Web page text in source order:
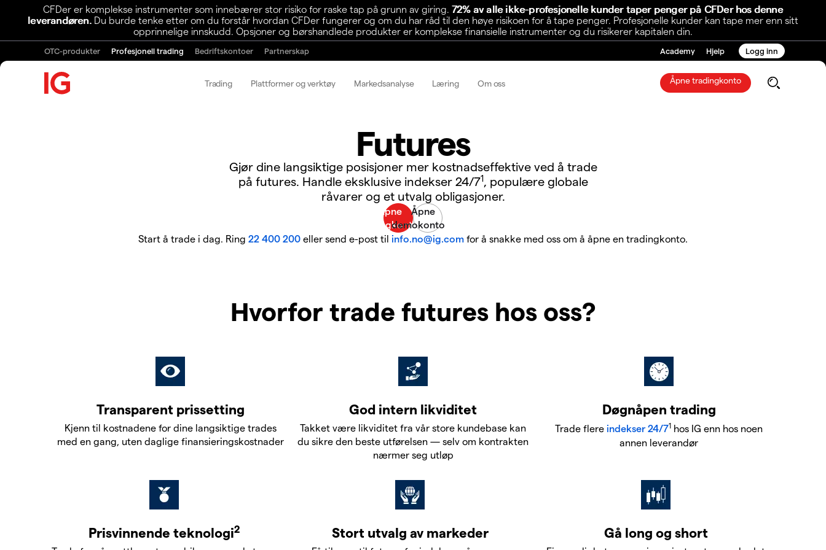
CFDer er komplekse instrumenter som innebærer stor risiko for raske tap på grunn av giring.72% av alle ikke-profesjonelle kunder taper penger på CFDer hos denne
leverandøren.Du burde tenke etter om du forstår hvordan CFDer fungerer og om du har råd til den høye risikoen for å tape penger. Profesjonelle kunder kan tape mer enn sitt
opprinnelige innskudd. Opsjoner og børshandlede produkter er komplekse finansielle instrumenter og du risikerer kapitalen din.
OTC-produkter Profesjonell trading Bedriftskontoer Partnerskap Academy Hjelp Logg inn
Trading Plattformer og verktøy Markedsanalyse Læring Om oss Åpne tradingkonto
Futures
Gjør dine langsiktige posisjoner mer kostnadseffektive ved å trade
på futures. Handle eksklusive indekser 24/71, populære globale
råvarer og et utvalg obligasjoner.
Start å trade i dag. Ring 22 400 200 eller send e-post til info.no@ig.com for å snakke med oss om å åpne en tradingkonto.
Hvorfor trade futures hos oss?
Transparent prissetting
Kjenn til kostnadene for dine langsiktige trades
med en gang, uten daglige finansieringskostnader
God intern likviditet
Takket være likviditet fra vår store kundebase kan
du sikre den beste utførelsen — selv om kontrakten
nærmer seg utløp
Døgnåpen trading
Trade flere indekser 24/71 hos IG enn hos noen
annen leverandør
Prisvinnende teknologi2 Stort utvalg av markeder Gå long og short